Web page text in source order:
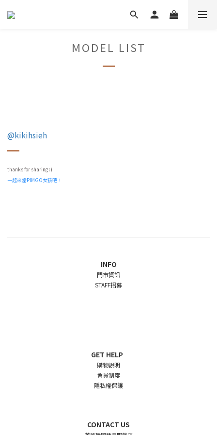
MODEL LIST
@kikihsieh
thanks for sharing :)
一起來當PIMGO女孩吧！
INFO
門市資訊
STAFF招募
GET HELP
購物說明
會員制度
隱私權保護
CONTACT US